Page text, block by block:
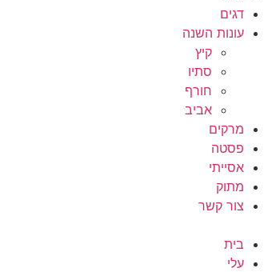
דגים
עונות השנה
קיץ
סתיו
חורף
אביב
מרקים
פסטה
אסייתי
מתוק
צור קשר
בית
עלי